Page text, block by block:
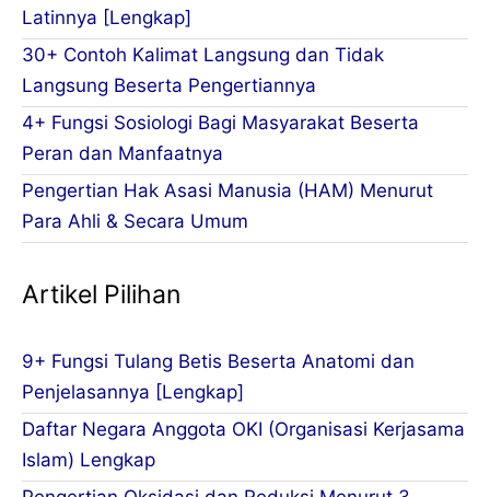
Latinnya [Lengkap]
30+ Contoh Kalimat Langsung dan Tidak
Langsung Beserta Pengertiannya
4+ Fungsi Sosiologi Bagi Masyarakat Beserta
Peran dan Manfaatnya
Pengertian Hak Asasi Manusia (HAM) Menurut
Para Ahli & Secara Umum
Artikel Pilihan
9+ Fungsi Tulang Betis Beserta Anatomi dan
Penjelasannya [Lengkap]
Daftar Negara Anggota OKI (Organisasi Kerjasama
Islam) Lengkap